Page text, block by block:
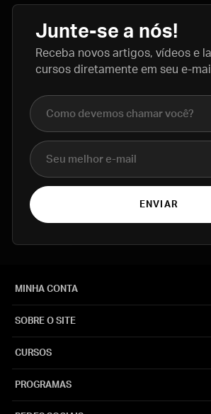
Junte-se a nós!
Receba novos artigos, vídeos e
cursos diretamente em seu e-
Nome completo
E-mail
ENVIAR
MINHA CONTA
SOBRE O SITE
CURSOS
PROGRAMAS